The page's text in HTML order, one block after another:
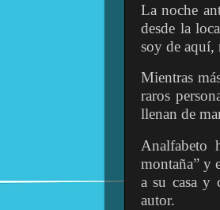
La noche
desde la
soy de aquí,
Mientras
raros
llenan de
Analfabeto
montaña” y
a su casa y
autor.